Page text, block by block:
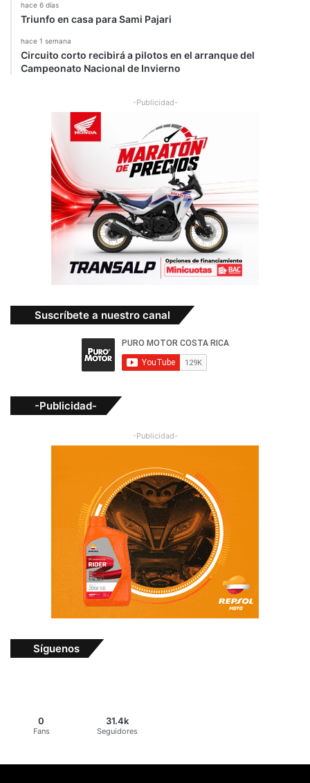
hace 6 días
Triunfo en casa para Sami Pajari
hace 1 semana
Circuito corto recibirá a pilotos en el arranque del
Campeonato Nacional de Invierno
-Publicidad-
Suscríbete a nuestro canal
-Publicidad-
-Publicidad-
Síguenos
0
Fans
31.4k
Seguidores